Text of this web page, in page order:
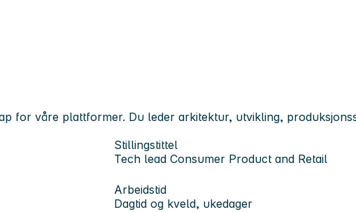
for våre plattformer. Du leder arkitektur, utvikling,
Stillingstittel
Tech lead Consumer Product and Retail
Arbeidstid
Dagtid og kveld, ukedager